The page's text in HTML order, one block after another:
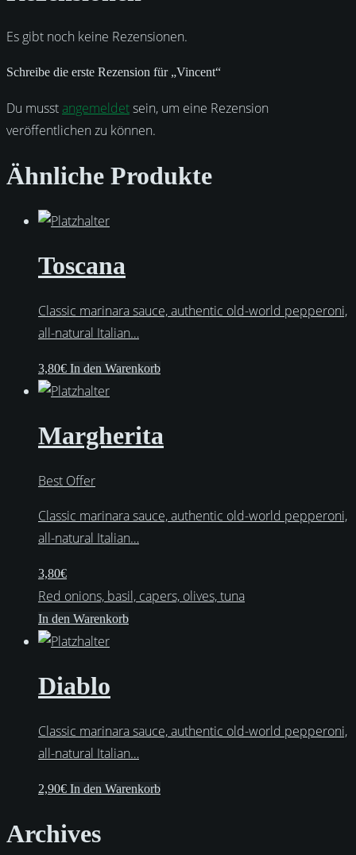
Es gibt noch keine Rezensionen.
Schreibe die erste Rezension für „Vincent“
Du musst angemeldetsein, um eine Rezension
veröffentlichen zu können.
Ähnliche Produkte
Toscana
Classic marinara sauce, authentic old-world pepperoni,
all-natural Italian…
3,80€ In den Warenkorb
Margherita
Best Offer
Classic marinara sauce, authentic old-world pepperoni,
all-natural Italian…
3,80€
Red onions, basil, capers, olives, tuna
In den Warenkorb
Diablo
Classic marinara sauce, authentic old-world pepperoni,
all-natural Italian…
2,90€ In den Warenkorb
Archives